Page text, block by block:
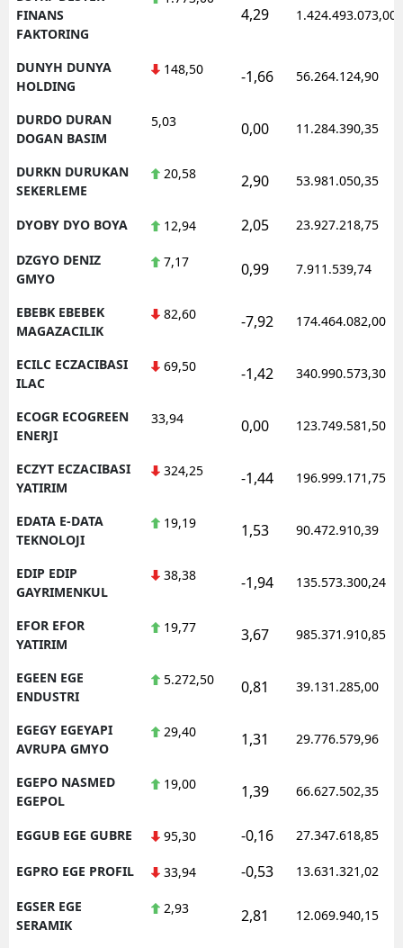
FINANS
FAKTORING
4,29 1.424.493.073,00
DUNYH DUNYA
HOLDING
148,50 -1,66 56.264.124,90
DURDO DURAN
DOGAN BASIM
5,03 0,00 11.284.390,35
DURKN DURUKAN
SEKERLEME
20,58 2,90 53.981.050,35
DYOBY DYO BOYA 12,94 2,05 23.927.218,75
DZGYO DENIZ
GMYO
7,17 0,99 7.911.539,74
EBEBK EBEBEK
MAGAZACILIK
82,60 -7,92 174.464.082,00
ECILC ECZACIBASI
ILAC
69,50 -1,42 340.990.573,30
ECOGR ECOGREEN
ENERJI
33,94 0,00 123.749.581,50
ECZYT ECZACIBASI
YATIRIM
324,25 -1,44 196.999.171,75
EDATA E-DATA
TEKNOLOJI
19,19 1,53 90.472.910,39
EDIP EDIP
GAYRIMENKUL
38,38 -1,94 135.573.300,24
EFOR EFOR
YATIRIM
19,77 3,67 985.371.910,85
EGEEN EGE
ENDUSTRI
5.272,50 0,81 39.131.285,00
EGEGY EGEYAPI
AVRUPA GMYO
29,40 1,31 29.776.579,96
EGEPO NASMED
EGEPOL
19,00 1,39 66.627.502,35
EGGUB EGE GUBRE 95,30 -0,16 27.347.618,85
EGPRO EGE PROFIL 33,94 -0,53 13.631.321,02
EGSER EGE
SERAMIK
2,93 2,81 12.069.940,15